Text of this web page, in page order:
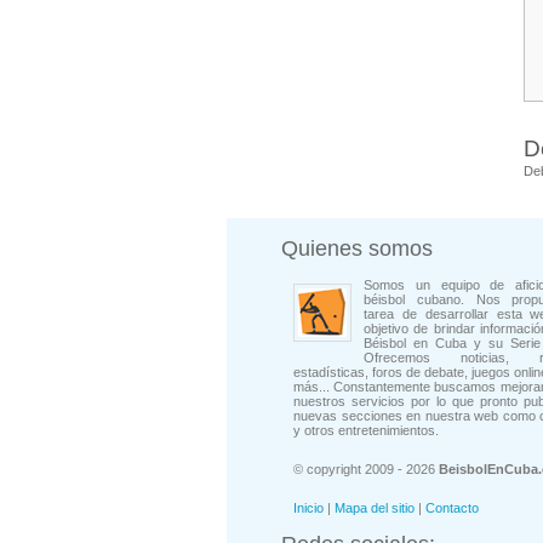
Quienes somos
Somos un equipo de
béisbol cubano. Nos
tarea de desarrollar esta
objetivo de brindar
Béisbol en Cuba y su Serie
Ofrecemos noticias,
estadísticas, foros de debate, juegos
más... Constantemente buscamos
nuestros servicios por lo que pronto
nuevas secciones en nuestra web como
y otros entretenimientos.
© copyright 2009 - 2026
Inicio | Mapa del sitio | Contacto